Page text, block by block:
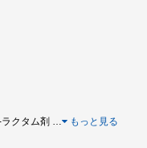
クタム剤 … もっと見る